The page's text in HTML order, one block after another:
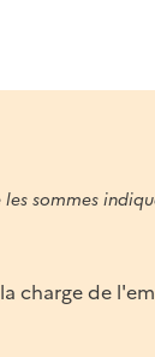
sommes
charge de